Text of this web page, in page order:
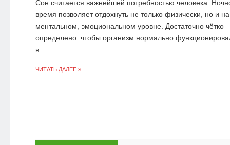
Сон считается важнейшей потребностью человека.
время позволяет отдохнуть не только физически, но и на
ментальном, эмоциональном уровне. Достаточно чётко
определено: чтобы организм нормально
в...
ЧИТАТЬ ДАЛЕЕ »